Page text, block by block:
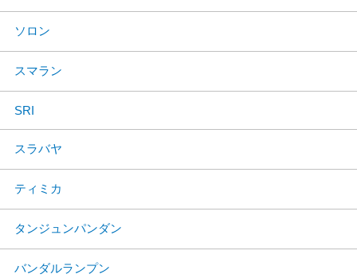
ソロン
スマラン
SRI
スラバヤ
ティミカ
タンジュンパンダン
バンダルランプン